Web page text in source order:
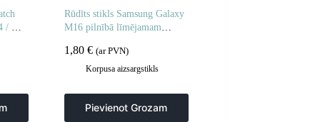
/ GT
Rūdīts stikls Samsung Galaxy
M16 pilnībā līmējamam
1,80 € (ar PVN)
Korpusa aizsargstikls
Pievienot Grozam